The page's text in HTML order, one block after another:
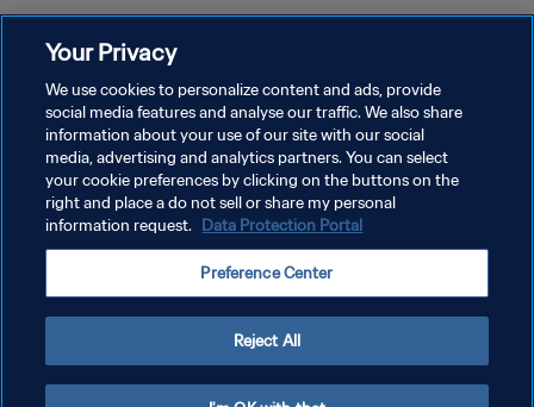
POLÍTICA DE PRIVACIDAD
AJUSTAR LA CONFIGURACIÓN DE LAS COOKIES
Copyright © 1994 - 2026 FIFA. Todos los derechos reservados.
Your Privacy
We use cookies to personalize content and ads, provide
social media features and analyse our traffic. We also share
information about your use of our site with our social
media, advertising and analytics partners. You can select
your cookie preferences by clicking on the buttons on the
right and place a do not sell or share my personal
information request. Data Protection Portal
Preference Center
Reject All